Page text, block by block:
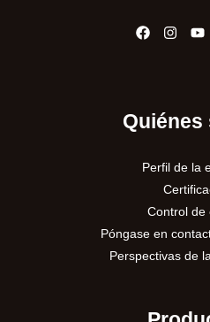
Quiénes
Perfil de la
Control de
Póngase en
Perspectivas de